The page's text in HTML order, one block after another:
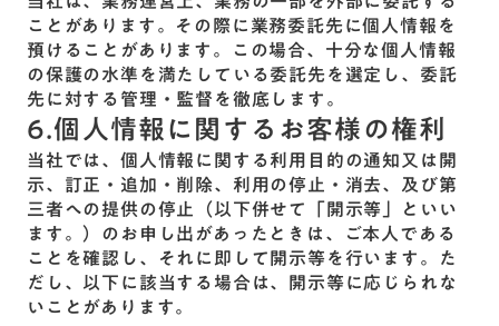
ことがあります。その際に業務委託先に個人情報を
預けることがあります。この場合、十分な個人情報
の保護の水準を満たしている委託先を選定し、委託
先に対する管理・監督を徹底します。
6.個人情報に関するお客様の権利
当社では、個人情報に関する利用目的の通知又は開
示、訂正・追加・削除、利用の停止・消去、及び第
三者への提供の停止（以下併せて「開示等」といい
ます。）のお申し出があったときは、ご本人である
ことを確認し、それに即して開示等を行います。た
だし、以下に該当する場合は、開示等に応じられな
いことがあります。